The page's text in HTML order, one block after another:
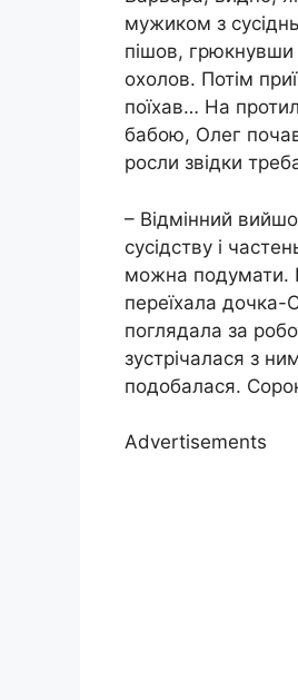
мужиком з
пішов, грюкнувши
охолов. Потім
поїхав… На
бабою, Олег
росли звідки
– Відмінний
сусідству і
можна подумати.
переїхала дочка-
поглядала за
зустрічалася з
подобалася.
Advertisements